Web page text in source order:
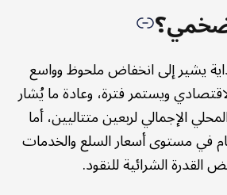
يشير إلى انخفاض ملحوظ وواسع
ويستمر فترة، وعادة ما يُشار
الإجمالي لربعين متتاليين، أما
في مستوى أسعار السلع والخدمات
الشرائية للنقود.